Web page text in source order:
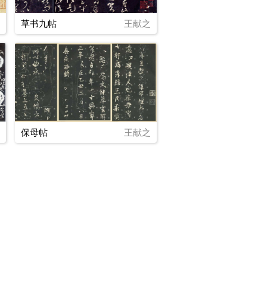
草书九帖 王献之
保母帖 王献之